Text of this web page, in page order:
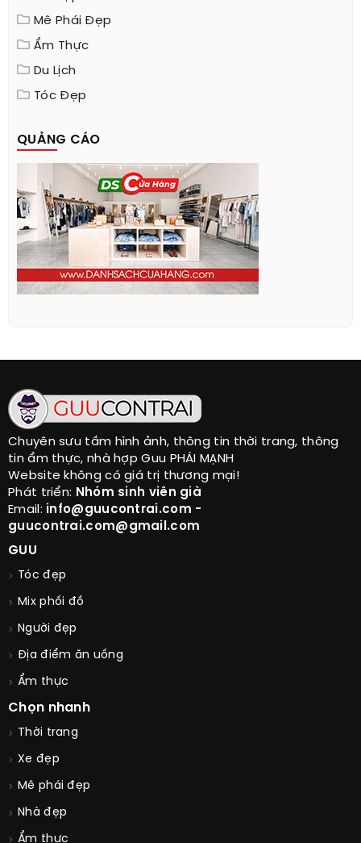
Mê Phái Đẹp
Ẩm Thực
Du Lịch
Tóc Đẹp
QUẢNG CÁO
Chuyên sưu tầm hình ảnh, thông tin thời trang, thông
tin ẩm thực, nhà hợp Guu PHÁI MẠNH
Website không có giá trị thương mại!
Phát triển: Nhóm sinh viên già
Email: info@guucontrai.com -
guucontrai.com@gmail.com
GUU
Tóc đẹp
Mix phối đồ
Người đẹp
Địa điểm ăn uống
Ẩm thực
Chọn nhanh
Thời trang
Xe đẹp
Mê phái đẹp
Nhà đẹp
Ẩm thực